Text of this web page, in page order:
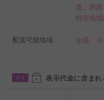
道、四
特定地域
配送可能地域 全国 ※
2-3 表示代金に含まれ